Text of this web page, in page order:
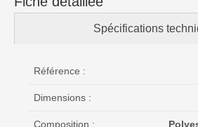
Spécifications
Référence :
Dimensions :
Composition :